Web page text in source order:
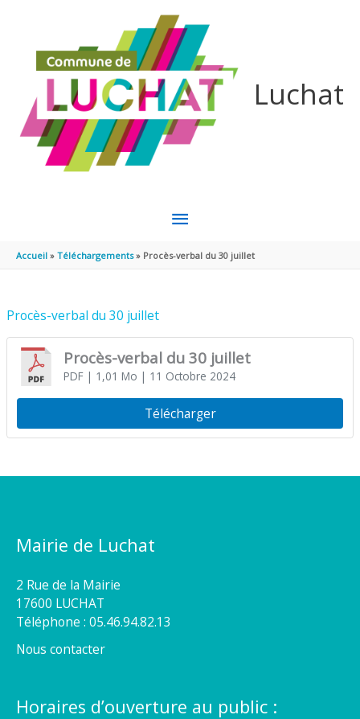
Luchat
MENU
PRINCIPAL
Accueil Téléchargements Procès-verbal du 30 juillet
Procès-verbal du 30 juillet
Procès-verbal du 30 juillet
PDF| 1,01 Mo | 11 Octobre 2024
Télécharger
Mairie de Luchat
2 Rue de la Mairie
17600 LUCHAT
Téléphone : 05.46.94.82.13
Nous contacter
Horaires d’ouverture au public :